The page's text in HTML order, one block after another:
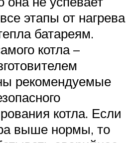
этапы от нагрева
батареям.
котла –
рекомендуемые
котла. Если
выше нормы, то